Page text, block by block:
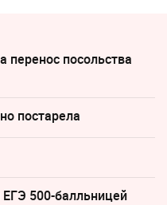
посольства
постарела
ЕГЭ 500-балльницей